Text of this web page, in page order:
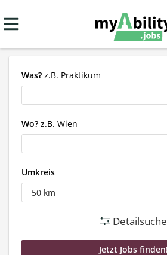
Was? z.B. Praktikum
Wo? z.B. Wien
Umkreis
Detailsuche